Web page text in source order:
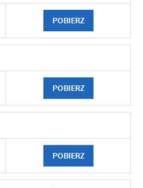
POBIERZ
POBIERZ
POBIERZ